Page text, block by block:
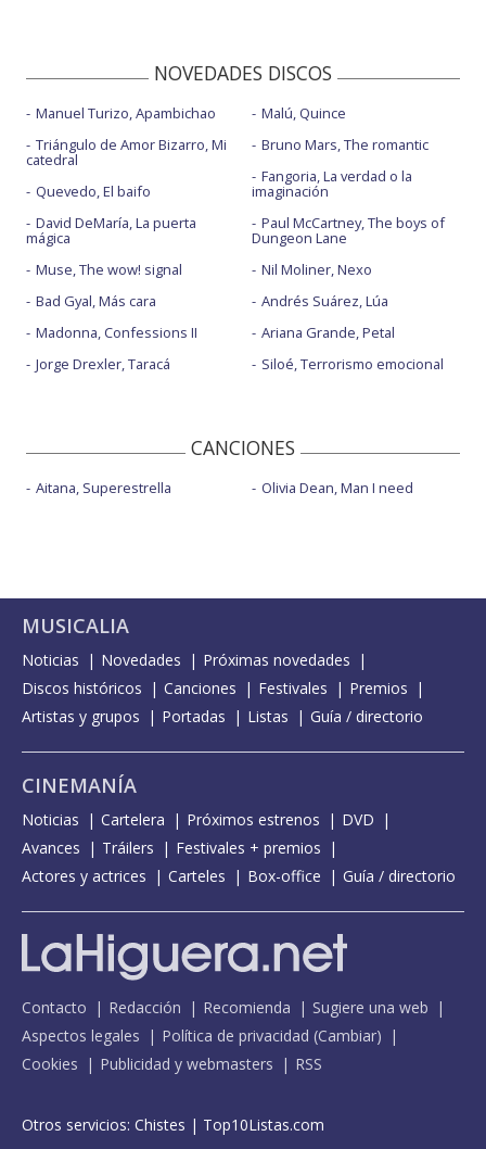
NOVEDADES DISCOS
Manuel Turizo, Apambichao
Triángulo de Amor Bizarro, Mi
catedral
Quevedo, El baifo
David DeMaría, La puerta
mágica
Muse, The wow! signal
Bad Gyal, Más cara
Madonna, Confessions II
Jorge Drexler, Taracá
Malú, Quince
Bruno Mars, The romantic
Fangoria, La verdad o la
imaginación
Paul McCartney, The boys of
Dungeon Lane
Nil Moliner, Nexo
Andrés Suárez, Lúa
Ariana Grande, Petal
Siloé, Terrorismo emocional
CANCIONES
Aitana, Superestrella Olivia Dean, Man I need
MUSICALIA
Noticias Novedades
Próximas novedades
Discos históricos
Canciones Festivales
Premios
Artistas y grupos
Portadas Listas Guía / directorio
CINEMANÍA
Noticias Cartelera Próximos estrenos
DVD
Avances
Tráilers
Festivales + premios
Actores y actrices
Carteles Box-office Guía / directorio
Contacto Redacción Recomienda
Sugiere una web
Aspectos legales
Política de privacidad (Cambiar)
Cookies
Publicidad y webmasters RSS
Otros servicios: Chistes | Top10Listas.com